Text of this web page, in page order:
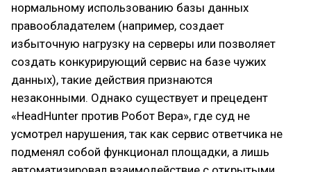
нормальному использованию базы данных
правообладателем (например, создает
избыточную нагрузку на серверы или позволяет
создать конкурирующий сервис на базе чужих
данных), такие действия признаются
незаконными. Однако существует и прецедент
«HeadHunter против Робот Вера», где суд не
усмотрел нарушения, так как сервис ответчика не
подменял собой функционал площадки, а лишь